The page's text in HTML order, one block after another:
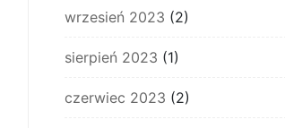
wrzesień 2023 (2)
sierpień 2023 (1)
czerwiec 2023 (2)